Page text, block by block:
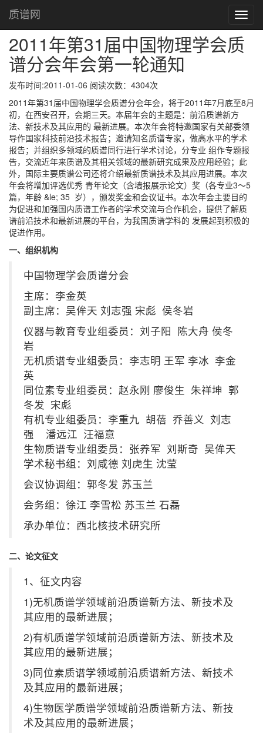
质谱网
首页 2011年第31届中国物理学会质谱分会年会第一轮通知
2011年第31届中国物理学会质
谱分会年会第一轮通知
发布时间:2011-01-06 阅读次数：4304次
2011年第31届中国物理学会质谱分会年会，将于2011年7月底至8月
初，在西安召开，会期三天。本届年会的主题是：前沿质谱新方
法、新技术及其应用的 最新进展。本次年会将特邀国家有关部委领
导作国家科技前沿技术报告；邀请知名质谱专家，做高水平的学术
报告；并组织多领域的质谱同行进行学术讨论，分专业 组作专题报
告，交流近年来质谱及其相关领域的最新研究成果及应用经验；此
外，国际主要质谱公司还将介绍最新质谱技术及其应用进展。本次
年会将增加评选优秀 青年论文（含墙报展示论文）奖（各专业3～5
篇，年龄 &le; 35 岁），颁发奖金和会议证书。本次年会主要目的
为促进和加强国内质谱工作者的学术交流与合作机会，提供了解质
谱前沿技术和最新进展的平台，为我国质谱学科的 发展起到积极的
促进作用。
一、组织机构
中国物理学会质谱分会
主席：李金英
副主席：吴侔天 刘志强 宋彪 侯冬岩
仪器与教育专业组委员：刘子阳 陈大舟 侯冬
岩
无机质谱专业组委员：李志明 王军 李冰 李金
英
同位素专业组委员：赵永刚 廖俊生 朱祥坤 郭
冬发 宋彪
有机专业组委员：李重九 胡蓓 乔善义 刘志
强 潘远江 汪福意
生物质谱专业组委员：张养军 刘斯奇 吴侔天
学术秘书组：刘咸德 刘虎生 沈莹
会议协调组：郭冬发 苏玉兰
会务组：徐江 李雪松 苏玉兰 石磊
承办单位：西北核技术研究所
二、论文征文
1、征文内容
1)无机质谱学领域前沿质谱新方法、新技术及
其应用的最新进展；
2)有机质谱学领域前沿质谱新方法、新技术及
其应用的最新进展；
3)同位素质谱学领域前沿质谱新方法、新技术
及其应用的最新进展；
4)生物医学质谱学领域前沿质谱新方法、新技
术及其应用的最新进展；